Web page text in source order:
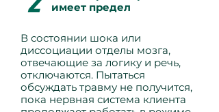
имеет предел
В состоянии шока или
диссоциации отделы мозга,
отвечающие за логику и речь,
отключаются. Пытаться
обсуждать травму не получится,
пока нервная система клиента